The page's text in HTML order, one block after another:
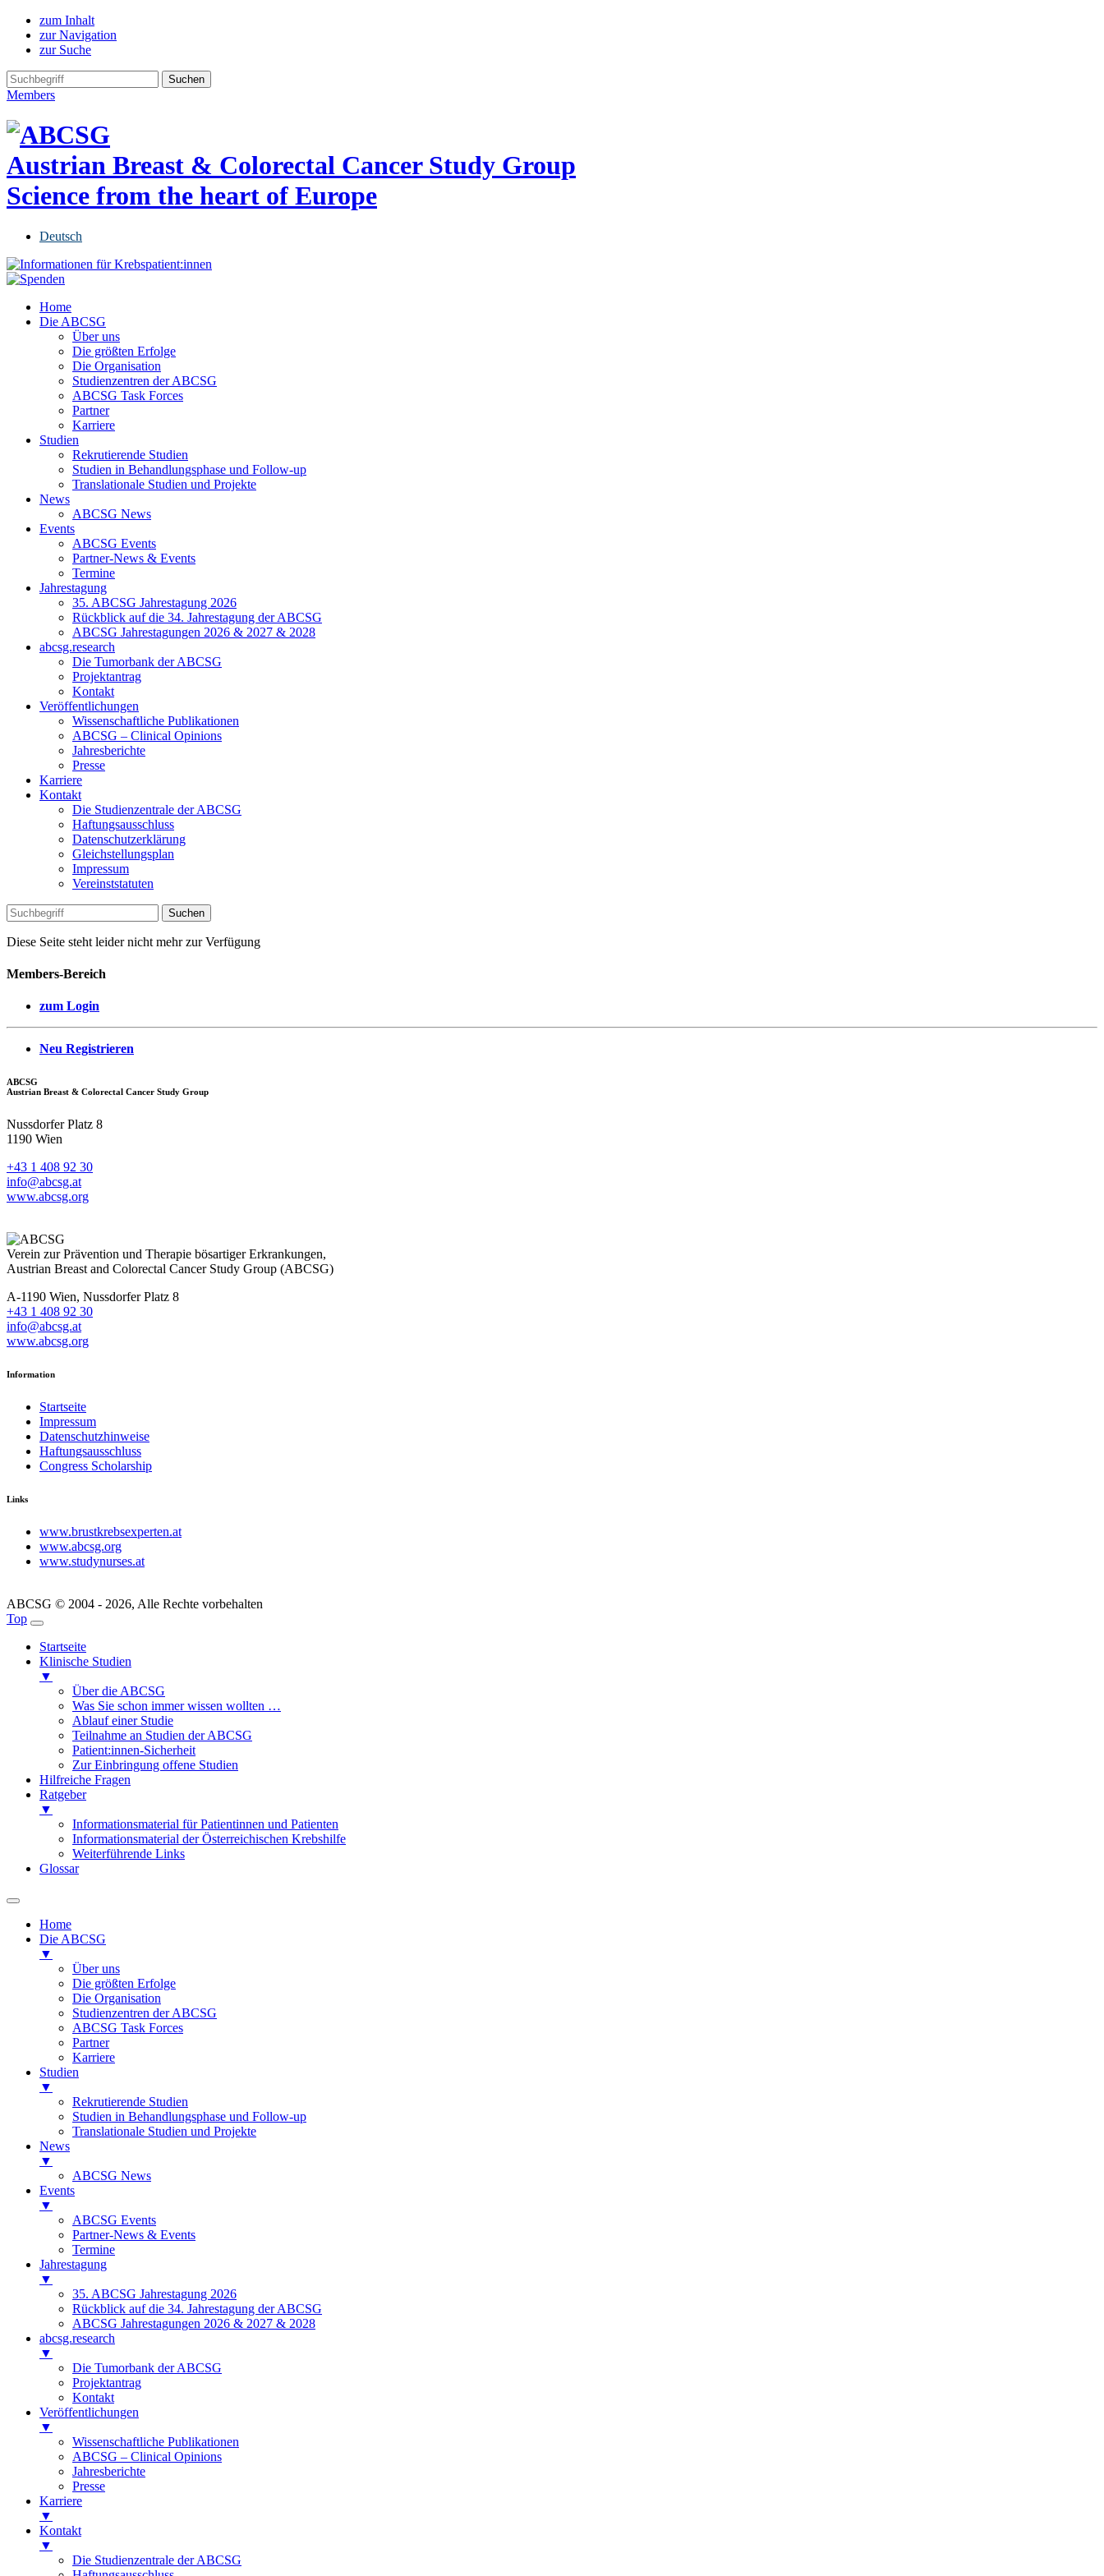
zum Inhalt
zur Navigation
zur Suche
Members
Austrian Breast & Colorectal Cancer Study Group
Science from the heart of Europe
Deutsch
Home
Die ABCSG
Über uns
Die größten Erfolge
Die Organisation
Studienzentren der ABCSG
ABCSG Task Forces
Partner
Karriere
Studien
Rekrutierende Studien
Studien in Behandlungsphase und Follow-up
Translationale Studien und Projekte
News
ABCSG News
Events
ABCSG Events
Partner-News & Events
Termine
Jahrestagung
35. ABCSG Jahrestagung 2026
Rückblick auf die 34. Jahrestagung der ABCSG
ABCSG Jahrestagungen 2026 & 2027 & 2028
abcsg.research
Die Tumorbank der ABCSG
Projektantrag
Kontakt
Veröffentlichungen
Wissenschaftliche Publikationen
ABCSG – Clinical Opinions
Jahresberichte
Presse
Karriere
Kontakt
Die Studienzentrale der ABCSG
Haftungsausschluss
Datenschutzerklärung
Gleichstellungsplan
Impressum
Vereinststatuten
Diese Seite steht leider nicht mehr zur Verfügung
Members-Bereich
zum Login
Neu Registrieren
ABCSG
Austrian Breast & Colorectal Cancer Study Group
Nussdorfer Platz 8
1190 Wien
+43 1 408 92 30
info@abcsg.at
www.abcsg.org
Verein zur Prävention und Therapie bösartiger Erkrankungen,
Austrian Breast and Colorectal Cancer Study Group (ABCSG)
A-1190 Wien, Nussdorfer Platz 8
+43 1 408 92 30
info@abcsg.at
www.abcsg.org
Information
Startseite
Impressum
Datenschutzhinweise
Haftungsausschluss
Congress Scholarship
Links
www.brustkrebsexperten.at
www.abcsg.org
www.studynurses.at
ABCSG © 2004 - 2026, Alle Rechte vorbehalten
Top
Startseite
Klinische Studien
▼
Über die ABCSG
Was Sie schon immer wissen wollten …
Ablauf einer Studie
Teilnahme an Studien der ABCSG
Patient:innen-Sicherheit
Zur Einbringung offene Studien
Hilfreiche Fragen
Ratgeber
▼
Informationsmaterial für Patientinnen und Patienten
Informationsmaterial der Österreichischen Krebshilfe
Weiterführende Links
Glossar
Home
Die ABCSG
▼
Über uns
Die größten Erfolge
Die Organisation
Studienzentren der ABCSG
ABCSG Task Forces
Partner
Karriere
Studien
▼
Rekrutierende Studien
Studien in Behandlungsphase und Follow-up
Translationale Studien und Projekte
News
▼
ABCSG News
Events
▼
ABCSG Events
Partner-News & Events
Termine
Jahrestagung
▼
35. ABCSG Jahrestagung 2026
Rückblick auf die 34. Jahrestagung der ABCSG
ABCSG Jahrestagungen 2026 & 2027 & 2028
abcsg.research
▼
Die Tumorbank der ABCSG
Projektantrag
Kontakt
Veröffentlichungen
▼
Wissenschaftliche Publikationen
ABCSG – Clinical Opinions
Jahresberichte
Presse
Karriere
▼
Kontakt
▼
Die Studienzentrale der ABCSG